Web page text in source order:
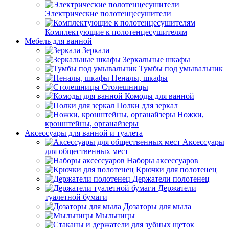
Электрические полотенцесушители
Комплектующие к полотенцесушителям
Мебель для ванной
Зеркала
Зеркальные шкафы
Тумбы под умывальник
Пеналы, шкафы
Столешницы
Комоды для ванной
Полки для зеркал
Ножки,
кронштейны, органайзеры
Аксессуары для ванной и туалета
Аксессуары
для общественных мест
Наборы аксессуаров
Крючки для полотенец
Держатели полотенец
Держатели
туалетной бумаги
Дозаторы для мыла
Мыльницы